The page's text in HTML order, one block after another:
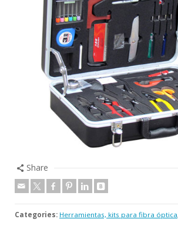
Share
Categories: Herramientas, kits para fibra óptica,